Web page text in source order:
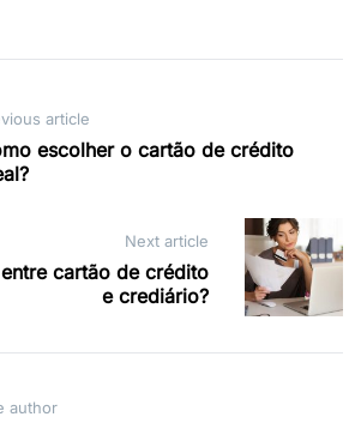
article
escolher o cartão de crédito
Next article
cartão de crédito
e crediário?
author